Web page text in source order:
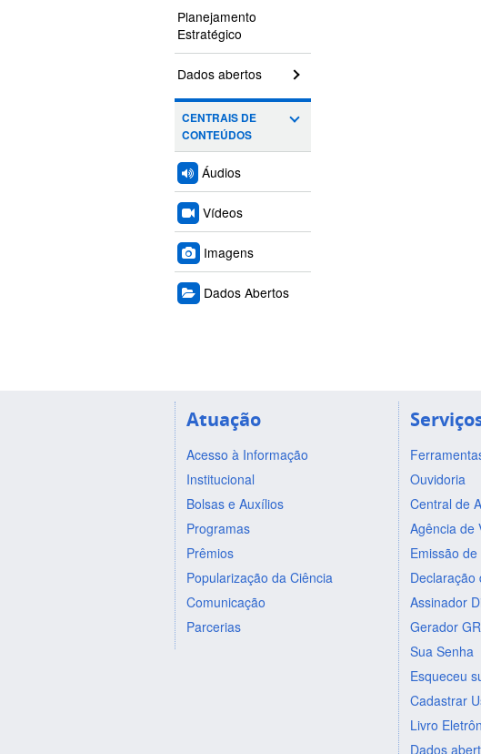
Planejamento
Estratégico
Dados abertos
CENTRAIS DE
CONTEÚDOS
Áudios
Vídeos
Imagens
Dados Abertos
Atuação
Acesso à Informação
Institucional
Bolsas e Auxílios
Programas
Prêmios
Popularização da Ciência
Comunicação
Parcerias
Ouvidoria
Central de
Agência de
Emissão
Declaração
Assinador
Gerador
Sua Senha
Esqueceu
Cadastrar
Livro
Dados